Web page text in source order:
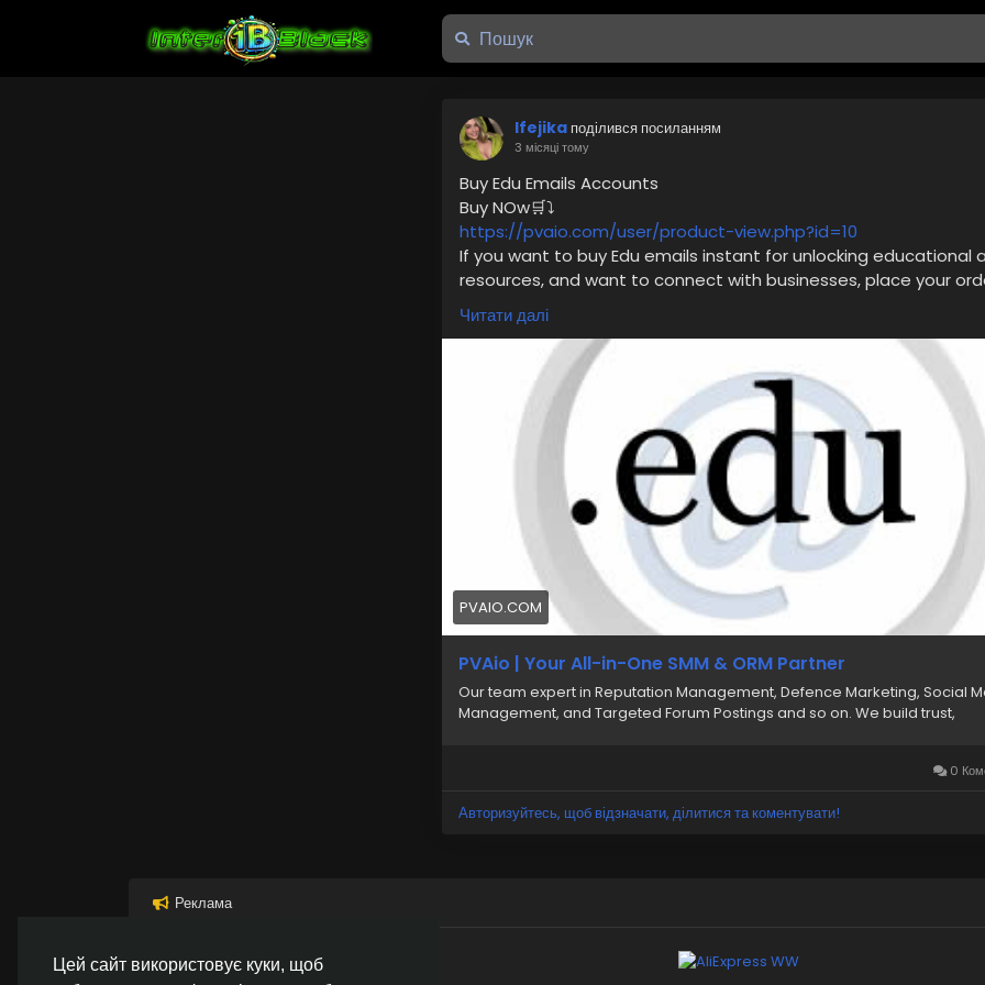
Цей сайт використовує куки, щоб
Ifejika поділився посиланням
3 місяці тому
Buy Edu Emails Accounts
Buy NOw🛒⤵️
https://pvaio.com/user/product-view.php?id=10
If you want to buy Edu emails instant for unlocking educational
resources, and want to connect with businesses, place your
at (website). Edu emails can unlock exclusive benefits for
businesses. So, buy Edu emails instant of all country including USA,
UK and others.
support.pvaio@gmail.com
Читати далі
PVAIO.COM
PVAio | Your All-in-One SMM & ORM Partner
Our team expert in Reputation Management, Defence Marketing, Social
Management, and Targeted Forum Postings and so on. We build trust,
0
Авторизуйтесь, щоб відзначати, ділитися та коментувати!
Реклама